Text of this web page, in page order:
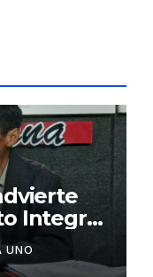
Integral
para
UNO